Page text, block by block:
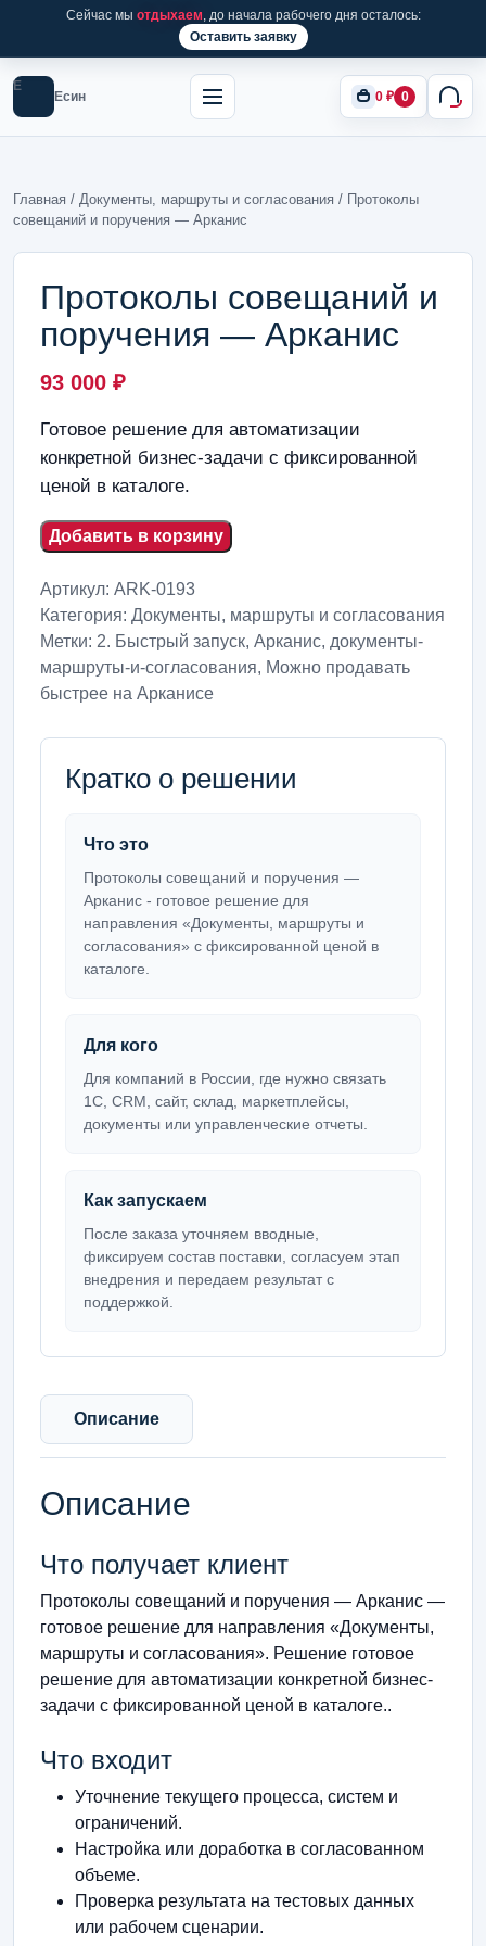
Сейчас мы отдыхаем, до начала рабочего дня осталось:
Оставить заявку
Е
Есин 0 ₽ 0
Главная / Документы, маршруты и согласования / Протоколы
совещаний и поручения — Арканис
Протоколы совещаний и
поручения — Арканис
93 000 ₽
Готовое решение для автоматизации
конкретной бизнес-задачи с фиксированной
ценой в каталоге.
Добавить в корзину
Артикул: ARK-0193
Категория: Документы, маршруты и согласования
Метки: 2. Быстрый запуск, Арканис, документы-
маршруты-и-согласования, Можно продавать
быстрее на Арканисе
Кратко о решении
Что это
Протоколы совещаний и поручения —
Арканис - готовое решение для
направления «Документы, маршруты и
согласования» с фиксированной ценой в
каталоге.
Для кого
Для компаний в России, где нужно связать
1С, CRM, сайт, склад, маркетплейсы,
документы или управленческие отчеты.
Как запускаем
После заказа уточняем вводные,
фиксируем состав поставки, согласуем этап
внедрения и передаем результат с
поддержкой.
Описание
Описание
Что получает клиент
Протоколы совещаний и поручения — Арканис —
готовое решение для направления «Документы,
маршруты и согласования». Решение готовое
решение для автоматизации конкретной бизнес-
задачи с фиксированной ценой в каталоге..
Что входит
Уточнение текущего процесса, систем и
ограничений.
Настройка или доработка в согласованном
объеме.
Проверка результата на тестовых данных
или рабочем сценарии.